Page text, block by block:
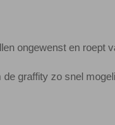
ongewenst en roept
de graffity zo snel